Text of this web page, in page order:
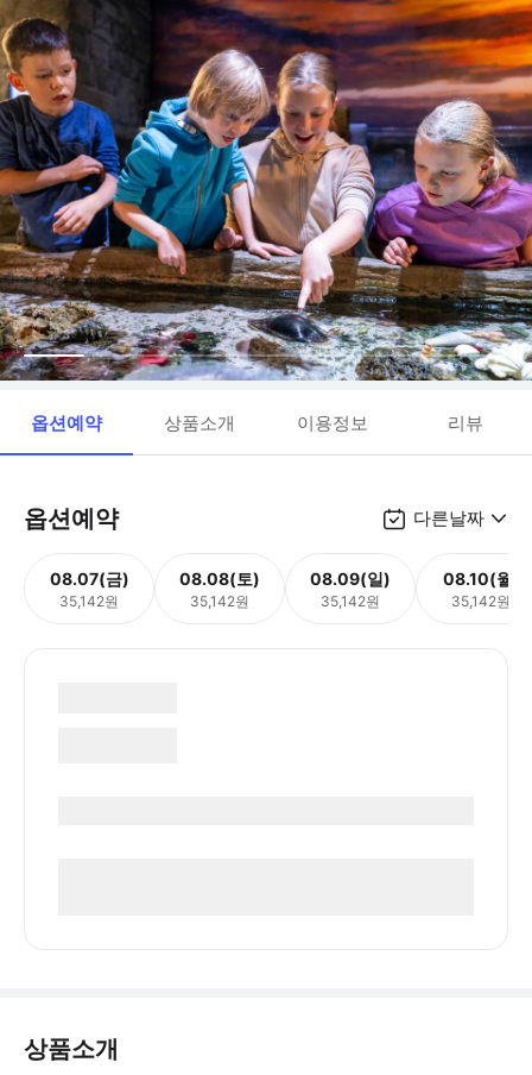
옵션예약 상품소개 이용정보 리뷰
옵션예약 다른날짜
08.07(금)
35,142원
08.08(토)
35,142원
08.09(일)
35,142원
08.10(월)
35,142원
상품소개